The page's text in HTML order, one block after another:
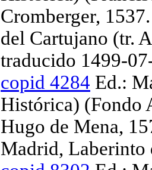
Cromberger,
del Cartujano (tr.
traducido 1499-
copid 4284 Ed.:
Histórica) (Fondo
Hugo de Mena,
Madrid, Laberinto